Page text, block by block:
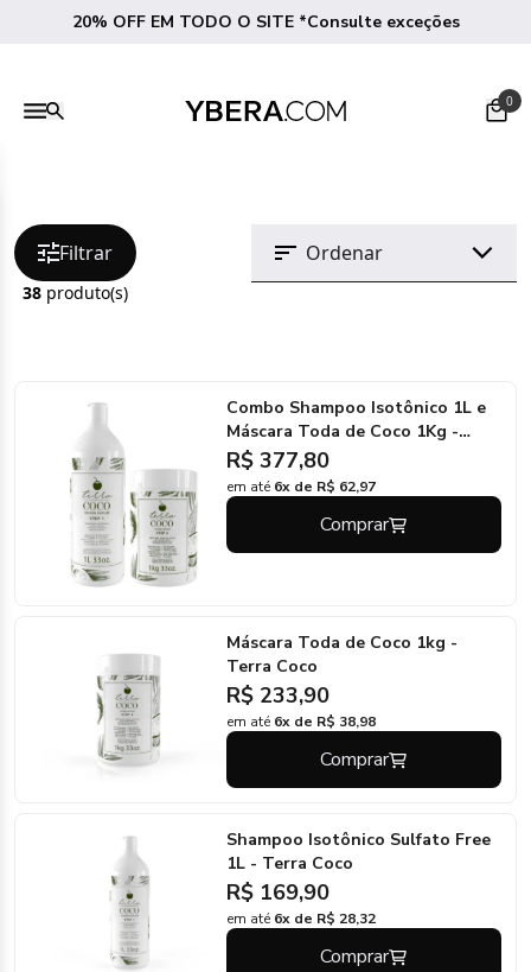
20% OFF EM TODO O SITE *Consulte exceções
0
Filtrar
38 produto(s)
Combo Shampoo Isotônico 1L e
Máscara Toda de Coco 1Kg -
Terra Coco
R$ 377,80
em até 6x de R$ 62,97
Comprar
Máscara Toda de Coco 1kg -
Terra Coco
R$ 233,90
em até 6x de R$ 38,98
Comprar
Shampoo Isotônico Sulfato Free
1L - Terra Coco
R$ 169,90
em até 6x de R$ 28,32
Comprar